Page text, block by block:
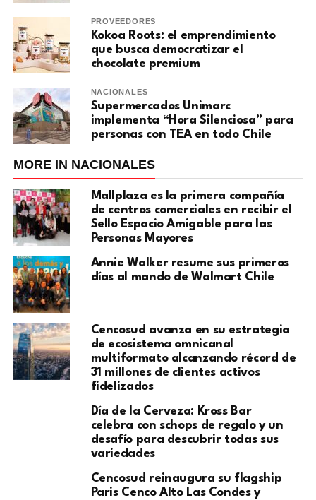
PROVEEDORES
Kokoa Roots: el emprendimiento
que busca democratizar el
chocolate premium
NACIONALES
Supermercados Unimarc
implementa “Hora Silenciosa” para
personas con TEA en todo Chile
MORE IN NACIONALES
Mallplaza es la primera compañía
de centros comerciales en recibir el
Sello Espacio Amigable para las
Personas Mayores
Annie Walker resume sus primeros
días al mando de Walmart Chile
Cencosud avanza en su estrategia
de ecosistema omnicanal
multiformato alcanzando récord de
31 millones de clientes activos
fidelizados
Día de la Cerveza: Kross Bar
celebra con schops de regalo y un
desafío para descubrir todas sus
variedades
Cencosud reinaugura su flagship
Paris Cenco Alto Las Condes y